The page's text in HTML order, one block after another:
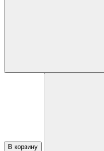
В корзину